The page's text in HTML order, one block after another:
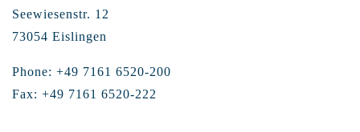
Seewiesenstr. 12
73054 Eislingen
Phone: +49 7161 6520-200
Fax: +49 7161 6520-222